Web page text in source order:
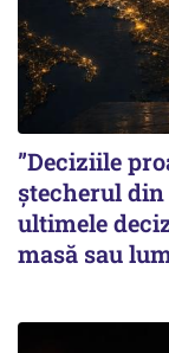
”Deciziile
ștecherul din
ultimele
masă sau